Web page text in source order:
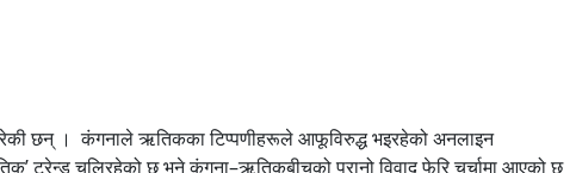
छन् । कंगनाले ऋतिकका टिप्पणीहरूले आफूविरुद्ध भइरहेको अनलाइन
ट्रेन्ड चलिरहेको छ भने कंगना–ऋतिकबीचको पुरानो विवाद फेरि चर्चामा आएको छ